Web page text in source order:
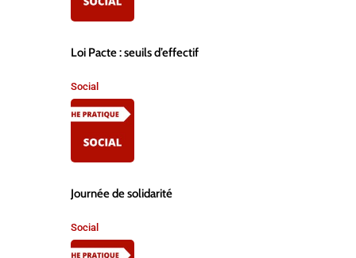
Loi Pacte : seuils d’effectif
Journée de solidarité
Social
Social